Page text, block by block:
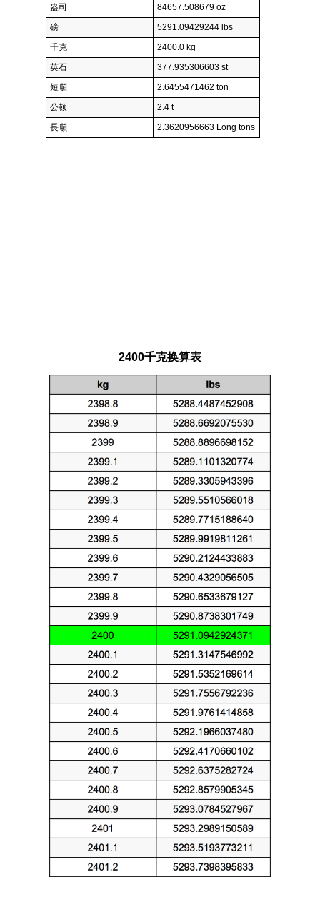
盎司
84657.508679 oz
磅
5291.09429244 lbs
千克
2400.0 kg
英石
377.935306603 st
短噸
2.6455471462 ton
公顿
2.4 t
長噸
2.3620956663 Long tons
2400千克换算表